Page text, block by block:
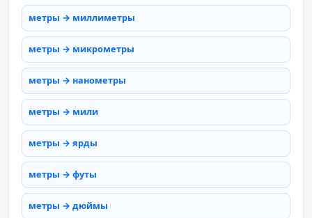
метры → миллиметры
метры → микрометры
метры → нанометры
метры → мили
метры → ярды
метры → футы
метры → дюймы